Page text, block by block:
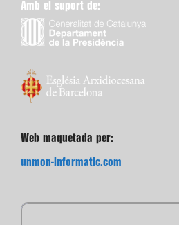
Amb el suport de:
Web maquetada per:
unmon-informatic.com